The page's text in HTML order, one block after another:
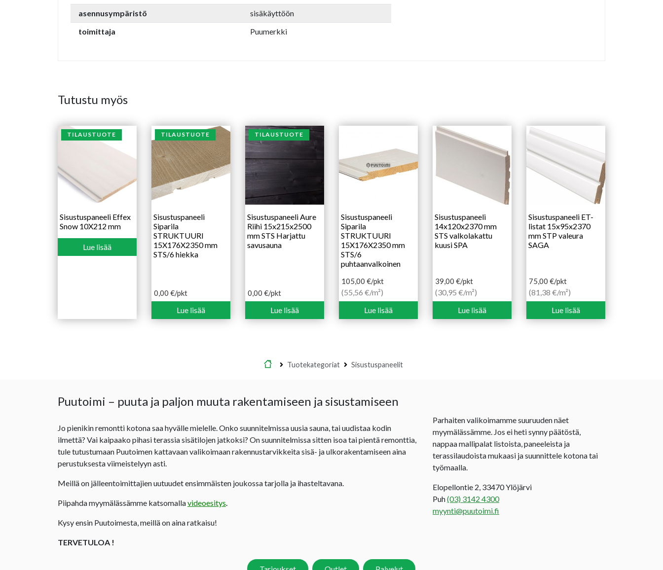
asennusympäristö
sisäkäyttöön
toimittaja
Puumerkki
Tutustu myös
Sisustuspaneeli Effex
Snow 10X212 mm
Lue lisää
TILAUSTUOTE
Sisustuspaneeli
Siparila
STRUKTUURI
15X176X2350 mm
STS/6 hiekka
0,00 €/pkt
Lue lisää
TILAUSTUOTE
Sisustuspaneeli Aure
Riihi 15x215x2500
mm STS Harjattu
savusauna
0,00 €/pkt
Lue lisää
TILAUSTUOTE
Sisustuspaneeli
Siparila
STRUKTUURI
15X176X2350 mm
STS/6
puhtaanvalkoinen
105,00 €/pkt
(55,56 €/m²)
Lue lisää
Sisustuspaneeli
14x120x2370 mm
STS valkolakattu
kuusi SPA
39,00 €/pkt
(30,95 €/m²)
Lue lisää
Sisustuspaneeli ET-
listat 15x95x2370
mm STP valeura
SAGA
75,00 €/pkt
(81,38 €/m²)
Lue lisää
Etusivu
Tuotekategoriat Sisustuspaneelit
Puutoimi – puuta ja paljon muuta rakentamiseen ja sisustamiseen
Jo pienikin remontti kotona saa hyvälle mielelle. Onko suunnitelmissa uusia sauna, tai uudistaa kodin
ilmettä? Vai kaipaako pihasi terassia sisätilojen jatkoksi? On suunnitelmissa sitten isoa tai pientä remonttia,
tule tutustumaan Puutoimen kattavaan valikoimaan rakennustarvikkeita sisä- ja ulkorakentamiseen aina
perustuksesta viimeistelyyn asti.
Meillä on jälleentoimittajien uutuudet ensimmäisten joukossa tarjolla ja ihasteltavana.
Piipahda myymälässämme katsomallavideoesitys.
Kysy ensin Puutoimesta, meillä on aina ratkaisu!
TERVETULOA !
Parhaiten valikoimamme suuruuden näet
myymälässämme. Jos ei heti synny päätöstä,
nappaa mallipalat listoista, paneeleista ja
terassilaudoista mukaasi ja suunnittele kotona tai
työmaalla.
Elopellontie 2, 33470 Ylöjärvi
Puh(03) 3142 4300
myynti@puutoimi.fi